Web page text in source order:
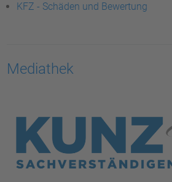
KFZ - Schäden und Bewertung
Mediathek